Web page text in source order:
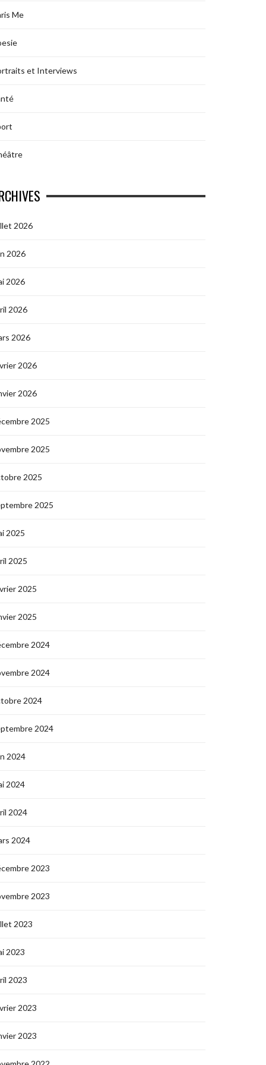
Me
et Interviews
2026
2026
2026
2026
2026
2026
2026
2025
2025
2025
2025
2025
2025
2025
2025
2024
2024
2024
2024
2024
2024
2024
2024
2023
2023
2023
2023
2023
2023
2023